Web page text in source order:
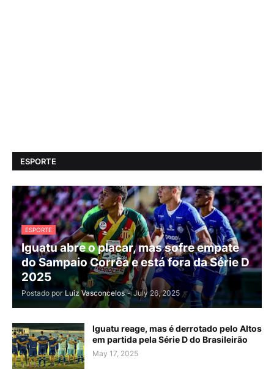
ESPORTE
ESPORTE
Iguatu abre o placar, mas sofre empate
do Sampaio Corrêa e está fora da Série D
2025
Postado por Luiz Vasconcelos - July 26, 2025
Iguatu reage, mas é derrotado pelo Altos
em partida pela Série D do Brasileirão
May 17, 2025